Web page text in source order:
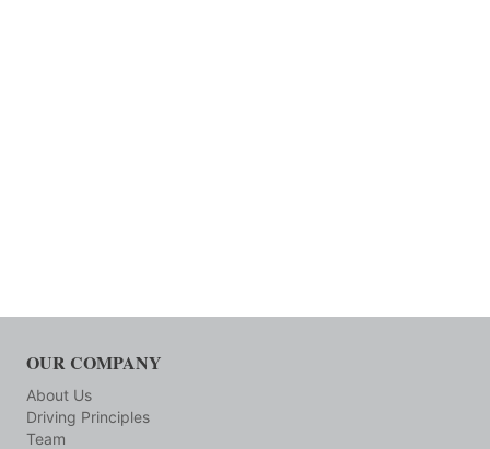
OUR COMPANY
About Us
Driving Principles
Team